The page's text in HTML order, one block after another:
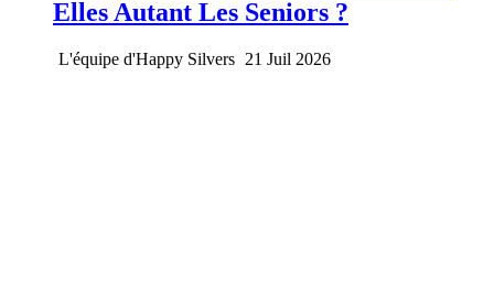
Elles Autant Les Seniors ?
L'équipe d'Happy Silvers 21 Juil 2026